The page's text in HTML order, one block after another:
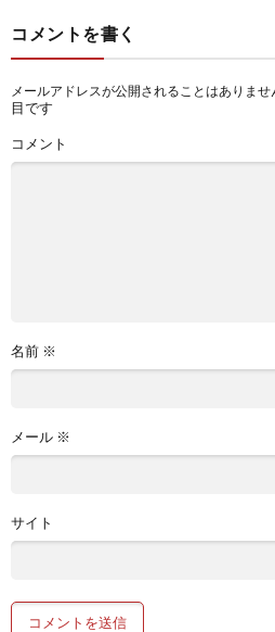
コメントを書く
メールアドレスが公開されることはありませ
目です
コメント
名前 ※
メール ※
サイト